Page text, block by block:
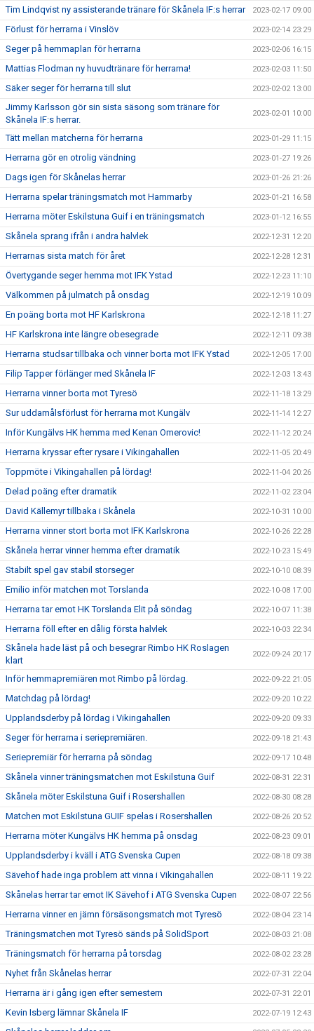
Tim Lindqvist ny assisterande tränare för Skånela IF:s herrar 2023-02-17 09:00
Förlust för herrarna i Vinslöv 2023-02-14 23:29
Seger på hemmaplan för herrarna 2023-02-06 16:15
Mattias Flodman ny huvudtränare för herrarna! 2023-02-03 11:50
Säker seger för herrarna till slut 2023-02-02 13:00
Jimmy Karlsson gör sin sista säsong som tränare för
Skånela IF:s herrar.
2023-02-01 10:00
Tätt mellan matcherna för herrarna 2023-01-29 11:15
Herrarna gör en otrolig vändning 2023-01-27 19:26
Dags igen för Skånelas herrar 2023-01-26 21:26
Herrarna spelar träningsmatch mot Hammarby 2023-01-21 16:58
Herrarna möter Eskilstuna Guif i en träningsmatch 2023-01-12 16:55
Skånela sprang ifrån i andra halvlek 2022-12-31 12:20
Herrarnas sista match för året 2022-12-28 12:31
Övertygande seger hemma mot IFK Ystad 2022-12-23 11:10
Välkommen på julmatch på onsdag 2022-12-19 10:09
En poäng borta mot HF Karlskrona 2022-12-18 11:27
HF Karlskrona inte längre obesegrade 2022-12-11 09:38
Herrarna studsar tillbaka och vinner borta mot IFK Ystad 2022-12-05 17:00
Filip Tapper förlänger med Skånela IF 2022-12-03 13:43
Herrarna vinner borta mot Tyresö 2022-11-18 13:29
Sur uddamålsförlust för herrarna mot Kungälv 2022-11-14 12:27
Inför Kungälvs HK hemma med Kenan Omerovic! 2022-11-12 20:24
Herrarna kryssar efter rysare i Vikingahallen 2022-11-05 20:49
Toppmöte i Vikingahallen på lördag! 2022-11-04 20:26
Delad poäng efter dramatik 2022-11-02 23:04
David Källemyr tillbaka i Skånela 2022-10-31 10:00
Herrarna vinner stort borta mot IFK Karlskrona 2022-10-26 22:28
Skånela herrar vinner hemma efter dramatik 2022-10-23 15:49
Stabilt spel gav stabil storseger 2022-10-10 08:39
Emilio inför matchen mot Torslanda 2022-10-08 17:00
Herrarna tar emot HK Torslanda Elit på söndag 2022-10-07 11:38
Herrarna föll efter en dålig första halvlek 2022-10-03 22:34
Skånela hade läst på och besegrar Rimbo HK Roslagen
klart
2022-09-24 20:17
Inför hemmapremiären mot Rimbo på lördag. 2022-09-22 21:05
Matchdag på lördag! 2022-09-20 10:22
Upplandsderby på lördag i Vikingahallen 2022-09-20 09:33
Seger för herrarna i seriepremiären. 2022-09-18 21:43
Seriepremiär för herrarna på söndag 2022-09-17 10:48
Skånela vinner träningsmatchen mot Eskilstuna Guif 2022-08-31 22:31
Skånela möter Eskilstuna Guif i Rosershallen 2022-08-30 08:28
Matchen mot Eskilstuna GUIF spelas i Rosershallen 2022-08-26 20:52
Herrarna möter Kungälvs HK hemma på onsdag 2022-08-23 09:01
Upplandsderby i kväll i ATG Svenska Cupen 2022-08-18 09:38
Sävehof hade inga problem att vinna i Vikingahallen 2022-08-11 19:22
Skånelas herrar tar emot IK Sävehof i ATG Svenska Cupen 2022-08-07 22:56
Herrarna vinner en jämn försäsongsmatch mot Tyresö 2022-08-04 23:14
Träningsmatchen mot Tyresö sänds på SolidSport 2022-08-03 21:08
Träningsmatch för herrarna på torsdag 2022-08-02 23:28
Nyhet från Skånelas herrar 2022-07-31 22:04
Herrarna är i gång igen efter semestern 2022-07-31 22:01
Kevin Isberg lämnar Skånela IF 2022-07-19 12:43